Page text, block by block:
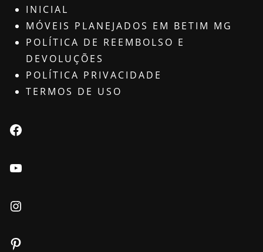
INICIAL
MÓVEIS PLANEJADOS EM BETIM MG
POLÍTICA DE REEMBOLSO E
DEVOLUÇÕES
POLÍTICA PRIVACIDADE
TERMOS DE USO
Facebook
Youtube
Instagram
Pinterest